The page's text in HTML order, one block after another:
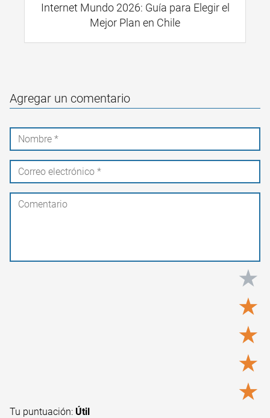
Internet Mundo 2026: Guía para Elegir el
Mejor Plan en Chile
Agregar un comentario
★
★
★
★
★
Tu puntuación: Útil